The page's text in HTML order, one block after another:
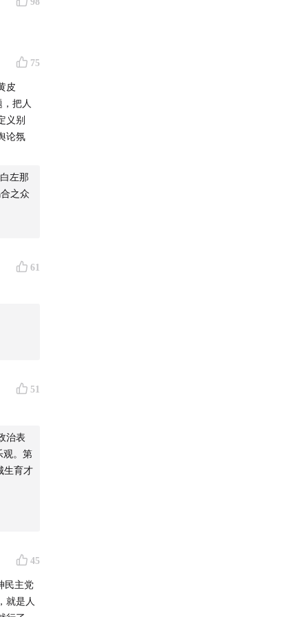
75
皮
把人
义别
论氛
左那
之众
61
51
治表
观。第
生育才
45
民主党
就是人